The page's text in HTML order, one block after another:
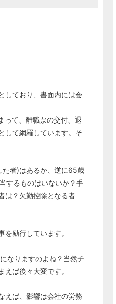
しており、書面内には会
って、離職票の交付、退
して網羅しています。そ
者)はあるか、逆に65歳
するものはいないか？手
は？欠勤控除となる者
励行しています。
なりますのよね？当然チ
ば後々大変です。
えば、影響は会社の労務
ウ